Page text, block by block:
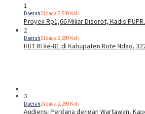
1
DaerahDibaca 2,539 Kali
Proyek Rp1,66 Miliar Disorot, Kadis
2
DaerahDibaca 2,299 Kali
HUT RI ke-81 di Kabupaten Rote Ndao,
3
DaerahDibaca 2,290 Kali
Audiensi Perdana dengan Wartawan,